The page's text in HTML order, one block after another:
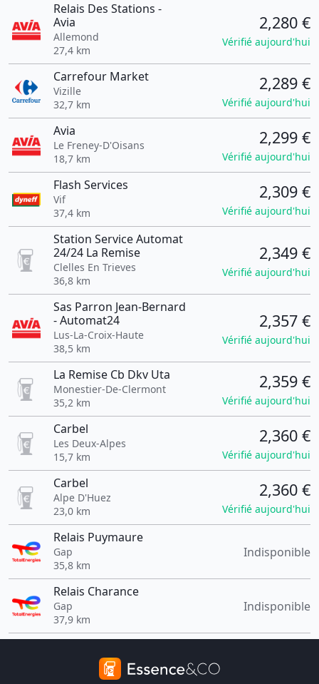
Relais Des Stations -
Avia
Allemond
27,4 km
2,280 €
Vérifié aujourd'hui
Carrefour Market
Vizille
32,7 km
2,289 €
Vérifié aujourd'hui
Avia
Le Freney-D'Oisans
18,7 km
2,299 €
Vérifié aujourd'hui
Flash Services
Vif
37,4 km
2,309 €
Vérifié aujourd'hui
Station Service Automat
24/24 La Remise
Clelles En Trieves
36,8 km
2,349 €
Vérifié aujourd'hui
Sas Parron Jean-Bernard
- Automat24
Lus-La-Croix-Haute
38,5 km
2,357 €
Vérifié aujourd'hui
La Remise Cb Dkv Uta
Monestier-De-Clermont
35,2 km
2,359 €
Vérifié aujourd'hui
Carbel
Les Deux-Alpes
15,7 km
2,360 €
Vérifié aujourd'hui
Carbel
Alpe D'Huez
23,0 km
2,360 €
Vérifié aujourd'hui
Relais Puymaure
Gap
35,8 km
Indisponible
Relais Charance
Gap
37,9 km
Indisponible